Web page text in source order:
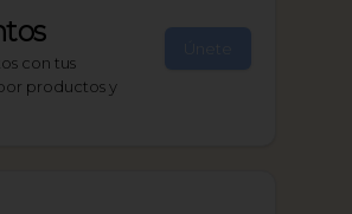
con tus
productos y
Únete